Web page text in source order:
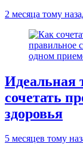
2 месяца тому
Идеальная
сочетать
здоровья
5 месяцев тому